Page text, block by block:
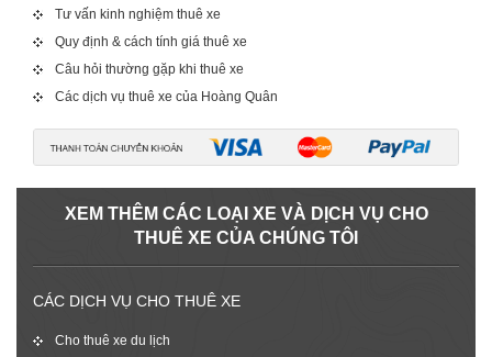
Tư vấn kinh nghiệm thuê xe
Quy định & cách tính giá thuê xe
Câu hỏi thường gặp khi thuê xe
Các dịch vụ thuê xe của Hoàng Quân
XEM THÊM CÁC LOẠI XE VÀ DỊCH VỤ CHO
THUÊ XE CỦA CHÚNG TÔI
CÁC DỊCH VỤ CHO THUÊ XE
Cho thuê xe du lịch